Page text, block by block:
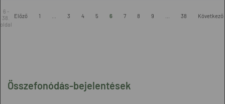
Összefonódás-bejelentések
6 -
38.
oldal
Előző 1 3 4 5 6 7 8 9 38 Következő